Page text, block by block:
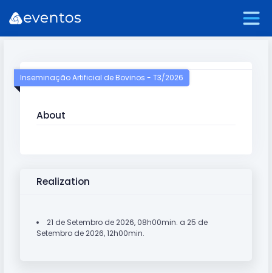
Inseminação Artificial de Bovinos - T3/2026
About
Realization
21 de Setembro de 2026, 08h00min. a 25 de
Setembro de 2026, 12h00min.